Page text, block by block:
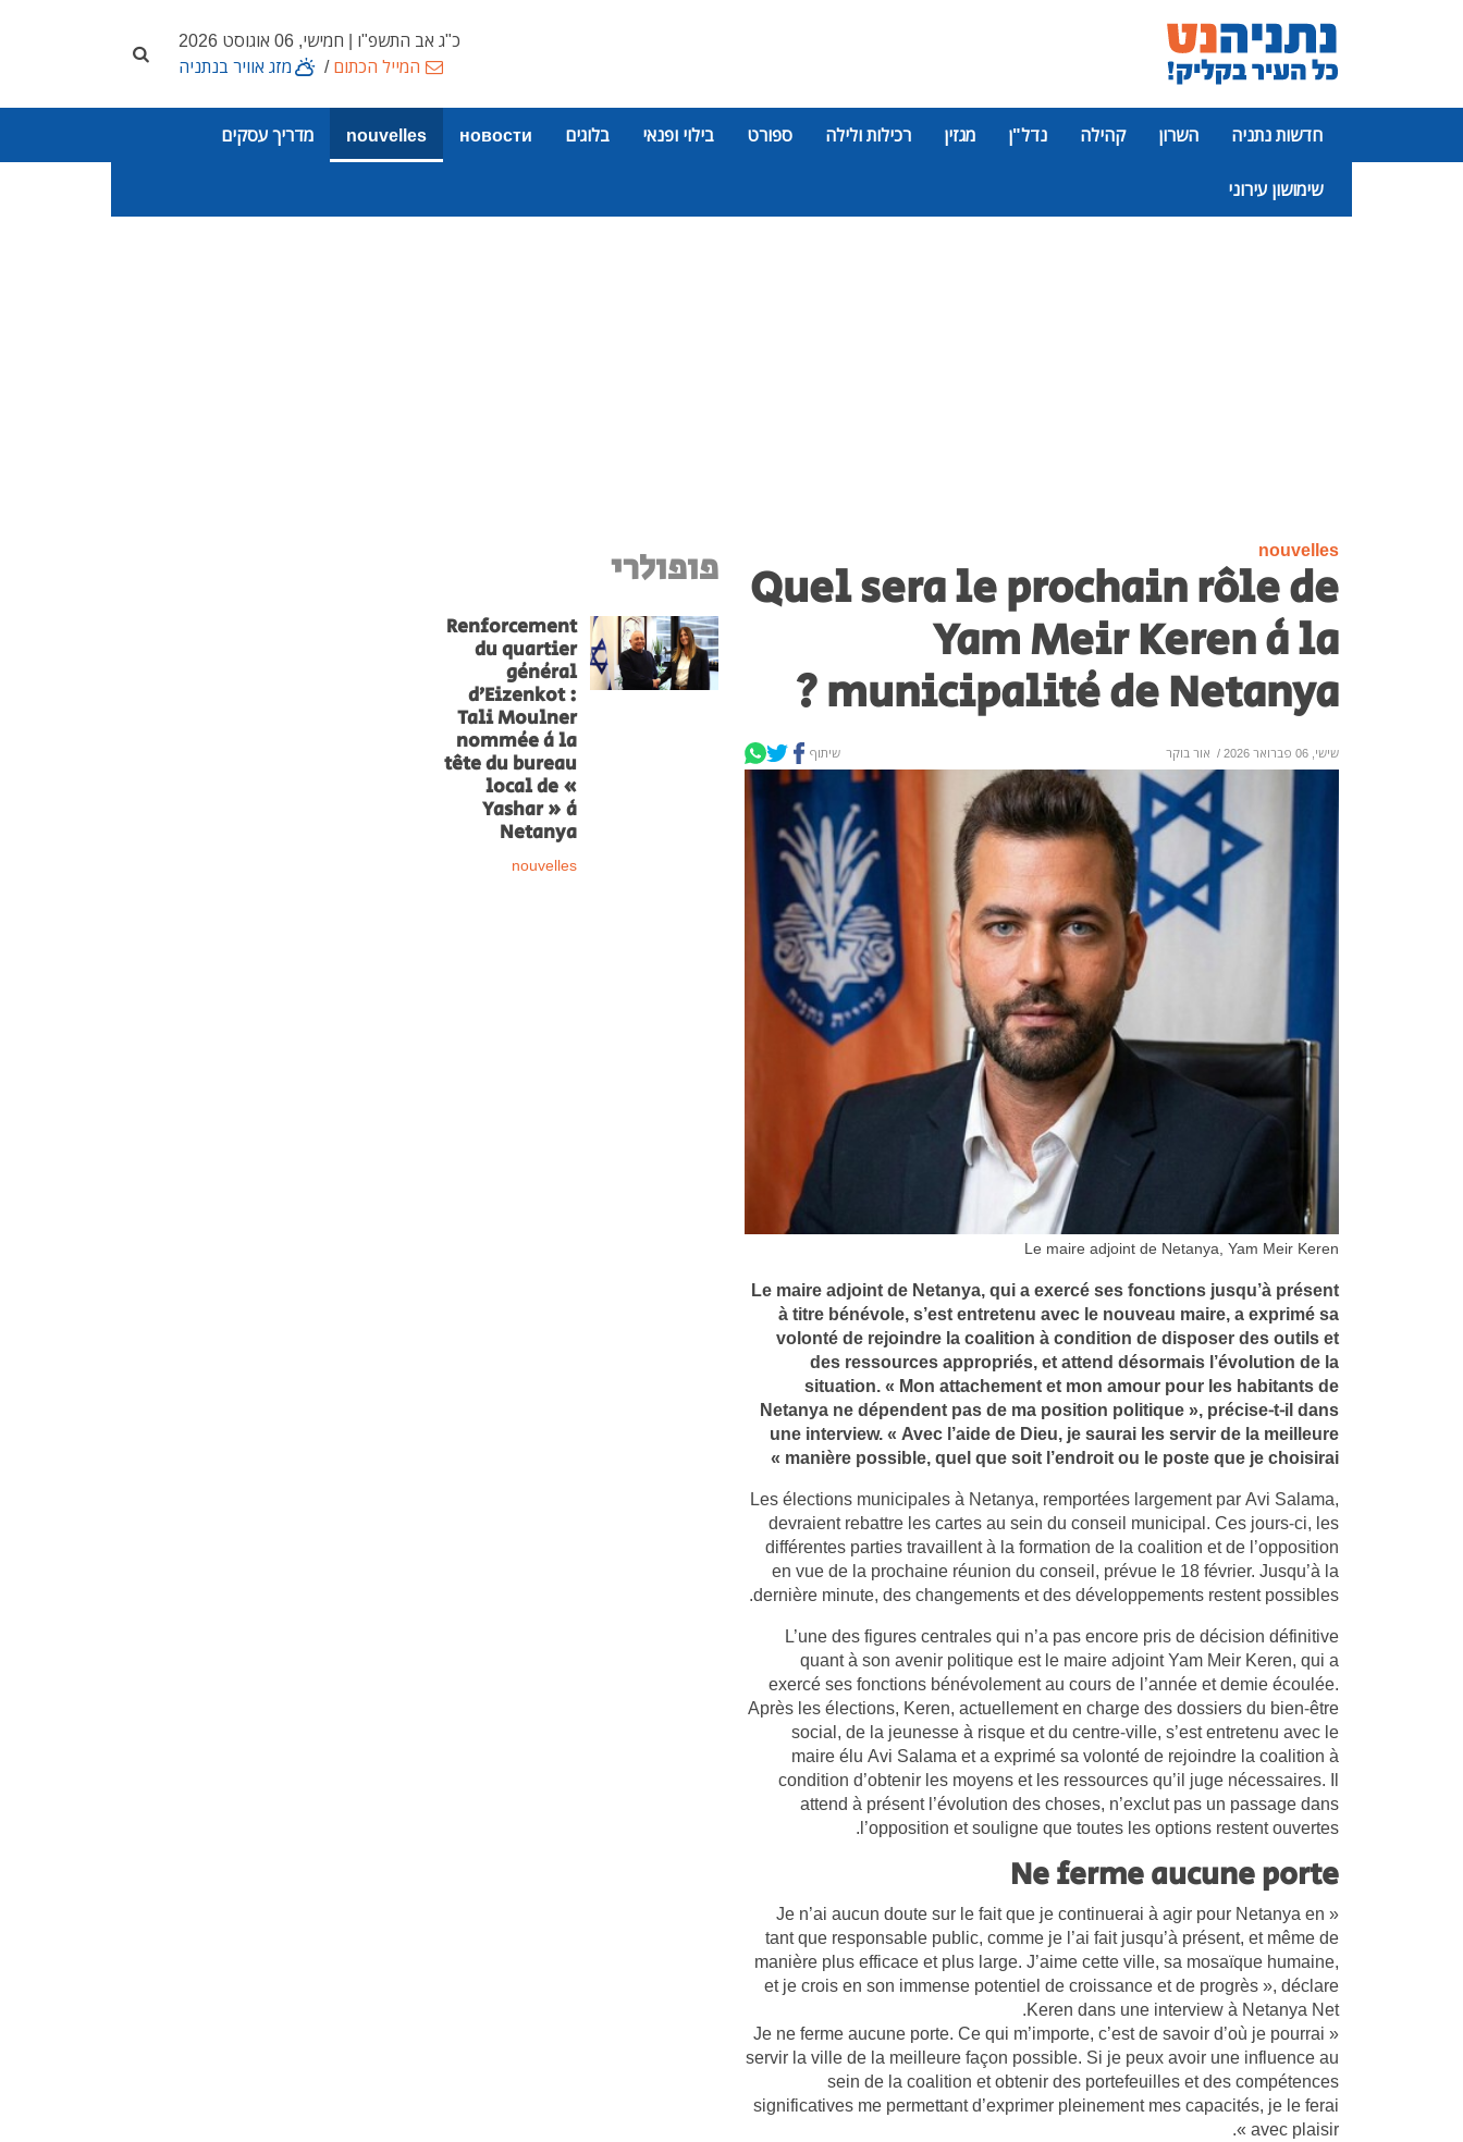
כ"ג אב התשפ"ו | חמישי, 06 אוגוסט 2026
המייל הכתום/ מזג אוויר בנתניה
חדשות נתניה השרון קהילה נדל"ן מגזין רכילות ולילה ספורט בילוי ופנאי בלוגים новости
nouvelles מדריך עסקים
שימושון עירוני
nouvelles
Quel sera le prochain rôle de
Yam Meir Keren à la
municipalité de Netanya ?
שישי, 06 פברואר 2026 / אור בוקר שיתוף
Le maire adjoint de Netanya, Yam Meir Keren
Le maire adjoint de Netanya, qui a exercé ses fonctions jusqu’à présent
à titre bénévole, s’est entretenu avec le nouveau maire, a exprimé sa
volonté de rejoindre la coalition à condition de disposer des outils et
des ressources appropriés, et attend désormais l’évolution de la
situation. « Mon attachement et mon amour pour les habitants de
Netanya ne dépendent pas de ma position politique », précise-t-il dans
une interview. « Avec l’aide de Dieu, je saurai les servir de la meilleure
manière possible, quel que soit l’endroit ou le poste que je choisirai »
Les élections municipales à Netanya, remportées largement par Avi Salama,
devraient rebattre les cartes au sein du conseil municipal. Ces jours-ci, les
différentes parties travaillent à la formation de la coalition et de l’opposition
en vue de la prochaine réunion du conseil, prévue le 18 février. Jusqu’à la
dernière minute, des changements et des développements restent possibles.
L’une des figures centrales qui n’a pas encore pris de décision définitive
quant à son avenir politique est le maire adjoint Yam Meir Keren, qui a
exercé ses fonctions bénévolement au cours de l’année et demie écoulée.
Après les élections, Keren, actuellement en charge des dossiers du bien-être
social, de la jeunesse à risque et du centre-ville, s’est entretenu avec le
maire élu Avi Salama et a exprimé sa volonté de rejoindre la coalition à
condition d’obtenir les moyens et les ressources qu’il juge nécessaires. Il
attend à présent l’évolution des choses, n’exclut pas un passage dans
l’opposition et souligne que toutes les options restent ouvertes.
Ne ferme aucune porte
« Je n’ai aucun doute sur le fait que je continuerai à agir pour Netanya en
tant que responsable public, comme je l’ai fait jusqu’à présent, et même de
manière plus efficace et plus large. J’aime cette ville, sa mosaïque humaine,
et je crois en son immense potentiel de croissance et de progrès », déclare
Keren dans une interview à Netanya Net.
« Je ne ferme aucune porte. Ce qui m’importe, c’est de savoir d’où je pourrai
servir la ville de la meilleure façon possible. Si je peux avoir une influence au
sein de la coalition et obtenir des portefeuilles et des compétences
significatives me permettant d’exprimer pleinement mes capacités, je le ferai
avec plaisir ».
פופולרי
Renforcement
du quartier
général
d’Eizenkot :
Tali Moulner
nommée à la
tête du bureau
local de «
Yashar » à
Netanya
nouvelles